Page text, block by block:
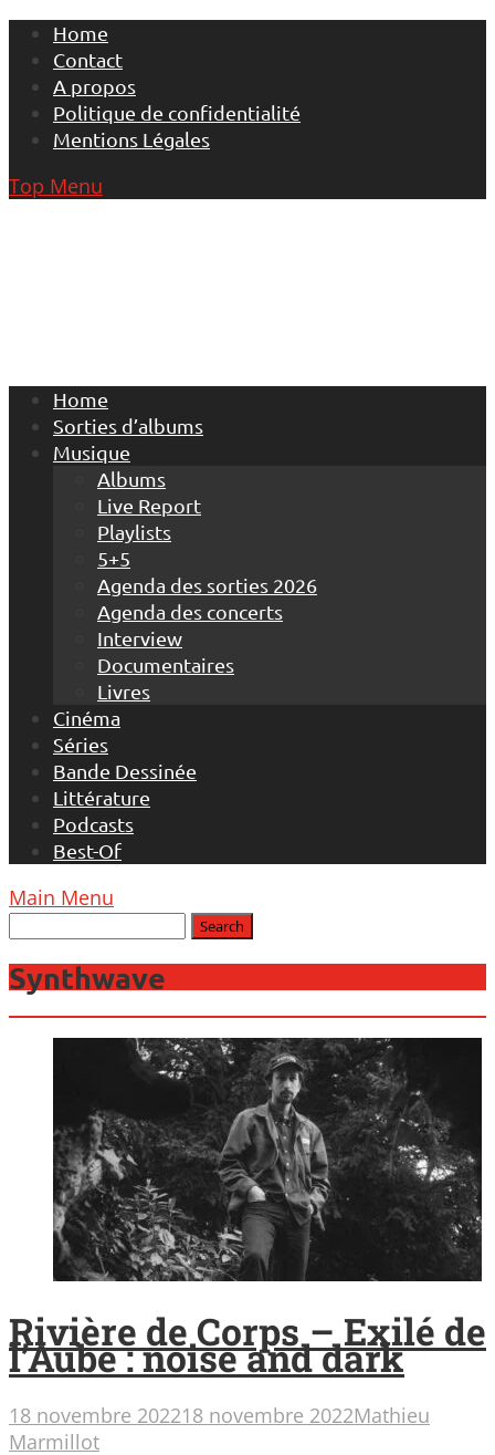
Skip
content
Home
Contact
A propos
Politique de confidentialité
Mentions Légales
Top Menu
Home
Sorties d’albums
Musique
Albums
Live Report
Playlists
5+5
Agenda des sorties 2026
Agenda des concerts
Interview
Documentaires
Livres
Cinéma
Séries
Bande Dessinée
Littérature
Podcasts
Best-Of
Main Menu
Synthwave
Rivière de Corps – Exilé de
l’Aube : noise and dark
18 novembre 202218 novembre 2022Mathieu
Marmillot